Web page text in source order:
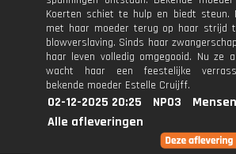
Koerten schiet te hulp en biedt steun.
met haar moeder terug op haar strijd
blowverslaving. Sinds haar
haar leven volledig omgegooid. Nu ze
wacht haar een feestelijke
bekende moeder Estelle Cruijff.
02-12-2025 20:25 NPO3
Alle afleveringen